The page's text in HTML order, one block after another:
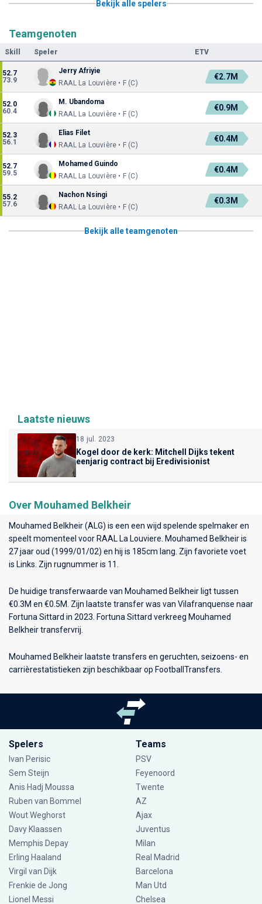
Bekijk alle spelers
Teamgenoten
Skill Speler ETV
52.7
73.9
Jerry Afriyie
RAAL La Louvière • F (C)
€2.7M
52.0
60.4
M. Ubandoma
RAAL La Louvière • F (C)
€0.9M
52.3
56.1
Elias Filet
RAAL La Louvière • F (C)
€0.4M
52.7
59.5
Mohamed Guindo
RAAL La Louvière • F (C)
€0.4M
55.2
57.6
Nachon Nsingi
RAAL La Louvière • F (C)
€0.3M
Bekijk alle teamgenoten
Laatste nieuws
18 jul. 2023
Kogel door de kerk: Mitchell Dijks tekent
eenjarig contract bij Eredivisionist
Over Mouhamed Belkheir
Mouhamed Belkheir (ALG) is een een wijd spelende spelmaker en
speelt momenteel voor RAAL La Louviere . Mouhamed Belkheir is
27 jaar oud (1999/01/02) en hij is 185cm lang. Zijn favoriete voet
is Links. Zijn rugnummer is 11.
De huidige transferwaarde van Mouhamed Belkheir ligt tussen
€0.3M en €0.5M. Zijn laatste transfer was van Vilafranquense naar
Fortuna Sittard in 2023. Fortuna Sittard verkreeg Mouhamed
Belkheir transfervrij.
Mouhamed Belkheir laatste transfers en geruchten, seizoens- en
carrièrestatistieken zijn beschikbaar op FootballTransfers.
Spelers
Ivan Perisic
Sem Steijn
Anis Hadj Moussa
Ruben van Bommel
Wout Weghorst
Davy Klaassen
Memphis Depay
Erling Haaland
Virgil van Dijk
Frenkie de Jong
Lionel Messi
Teams
PSV
Feyenoord
Twente
AZ
Ajax
Juventus
Milan
Real Madrid
Barcelona
Man Utd
Chelsea